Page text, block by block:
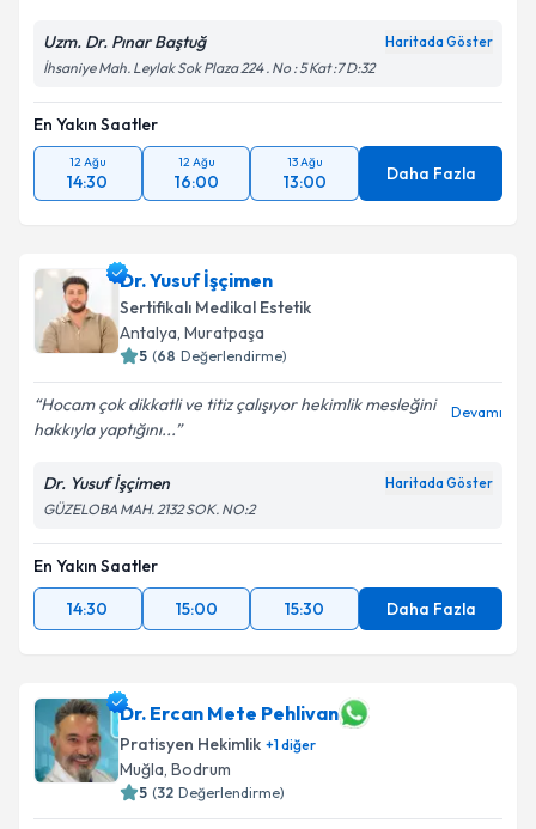
Uzm. Dr. Pınar Baştuğ Haritada Göster
İhsaniye Mah. Leylak Sok Plaza 224 . No : 5 Kat :7 D:32
En Yakın Saatler
12 Ağu
14:30
12 Ağu
16:00
13 Ağu
13:00 Daha Fazla
Dr. Yusuf İşçimen
Sertifikalı Medikal Estetik
Antalya, Muratpaşa
5 (68 Değerlendirme)
Hocam çok dikkatli ve titiz çalışıyor hekimlik mesleğini
hakkıyla yaptığını...
Devamı
Dr. Yusuf İşçimen Haritada Göster
GÜZELOBA MAH. 2132 SOK. NO:2
En Yakın Saatler
14:30
15:00 15:30 Daha Fazla
Dr. Ercan Mete Pehlivan
Pratisyen Hekimlik +1diğer
Muğla, Bodrum
5 (32 Değerlendirme)